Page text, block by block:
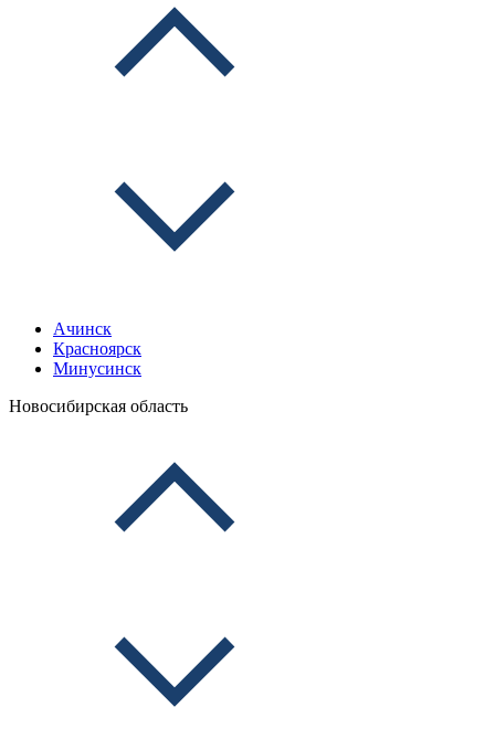
Ачинск
Красноярск
Минусинск
Новосибирская область